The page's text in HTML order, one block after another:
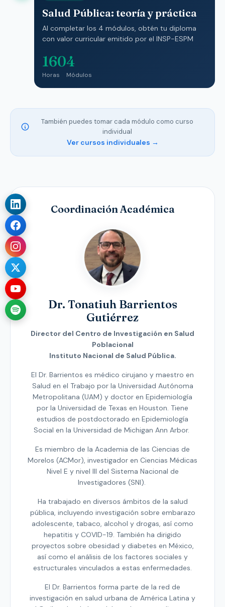
Salud Pública: teoría y práctica
Al completar los 4 módulos, obtén tu diploma
con valor curricular emitido por el INSP-ESPM
160
Horas
4
Módulos
También puedes tomar cada módulo como curso
individual
Ver cursos individuales →
Coordinación Académica
Dr. Tonatiuh Barrientos
Gutiérrez
Director del Centro de Investigación en Salud
Poblacional
Instituto Nacional de Salud Pública.
El Dr. Barrientos es médico cirujano y maestro en
Salud en el Trabajo por la Universidad Autónoma
Metropolitana (UAM) y doctor en Epidemiología
por la Universidad de Texas en Houston. Tiene
estudios de postdoctorado en Epidemiología
Social en la Universidad de Michigan Ann Arbor.
Es miembro de la Academia de las Ciencias de
Morelos (ACMor), investigador en Ciencias Médicas
Nivel E y nivel III del Sistema Nacional de
Investigadores (SNI).
Ha trabajado en diversos ámbitos de la salud
pública, incluyendo investigación sobre embarazo
adolescente, tabaco, alcohol y drogas, así como
hepatitis y COVID-19. También ha dirigido
proyectos sobre obesidad y diabetes en México,
así como el análisis de los factores sociales y
estructurales vinculados a estas enfermedades.
El Dr. Barrientos forma parte de la red de
investigación en salud urbana de América Latina y